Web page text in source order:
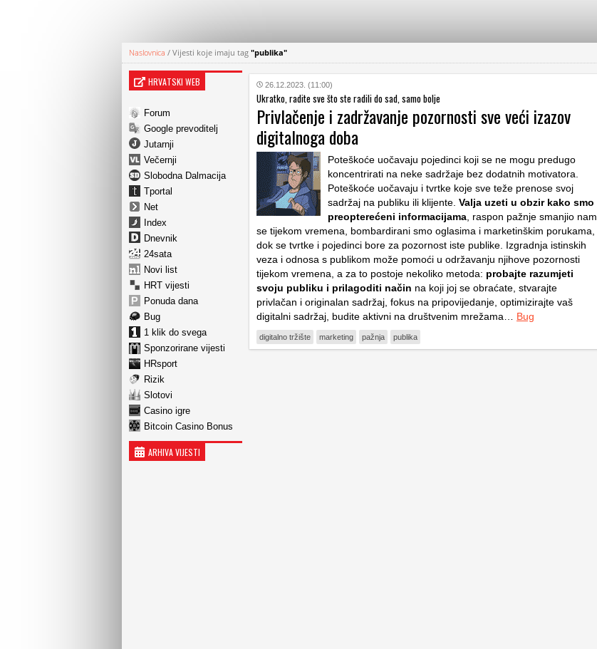
Naslovnica / Vijesti koje imaju tag "publika"
HRVATSKI WEB
Forum
Google prevoditelj
Jutarnji
Večernji
Slobodna Dalmacija
Tportal
Net
Index
Dnevnik
24sata
Novi list
HRT vijesti
Ponuda dana
Bug
1 klik do svega
Sponzorirane vijesti
HRsport
Rizik
Slotovi
Casino igre
Bitcoin Casino Bonus
ARHIVA VIJESTI
26.12.2023. (11:00)
Ukratko, radite sve što ste radili do sad, samo bolje
Privlačenje i zadržavanje pozornosti sve veći izazov
digitalnoga doba
Poteškoće uočavaju pojedinci koji se ne mogu predugo
koncentrirati na neke sadržaje bez dodatnih motivatora.
Poteškoće uočavaju i tvrtke koje sve teže prenose svoj
sadržaj na publiku ili klijente. Valja uzeti u obzir kako smo
preopterećeni informacijama , raspon pažnje smanjio nam
se tijekom vremena, bombardirani smo oglasima i marketinškim porukama,
dok se tvrtke i pojedinci bore za pozornost iste publike. Izgradnja istinskih
veza i odnosa s publikom može pomoći u održavanju njihove pozornosti
tijekom vremena, a za to postoje nekoliko metoda: probajte razumjeti
svoju publiku i prilagoditi način na koji joj se obraćate, stvarajte
privlačan i originalan sadržaj, fokus na pripovijedanje, optimizirajte vaš
digitalni sadržaj, budite aktivni na društvenim mrežama… Bug
digitalno tržište marketing pažnja publika